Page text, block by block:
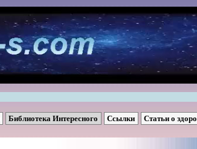
Библиотека Интересного Ссылки Статьи о